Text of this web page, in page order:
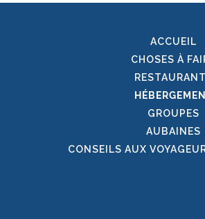
ACCUEIL
CHOSES À
GROUPES
AUBAINES
CONSEILS AUX